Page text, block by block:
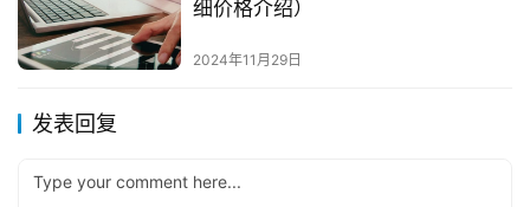
细价格介绍）
2024年11月29日
发表回复